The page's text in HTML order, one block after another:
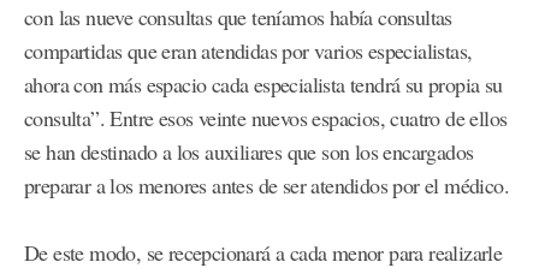
con las nueve consultas que teníamos había consultas
compartidas que eran atendidas por varios especialistas,
ahora con más espacio cada especialista tendrá su propia su
consulta”. Entre esos veinte nuevos espacios, cuatro de ellos
se han destinado a los auxiliares que son los encargados
preparar a los menores antes de ser atendidos por el médico.
De este modo, se recepcionará a cada menor para realizarle